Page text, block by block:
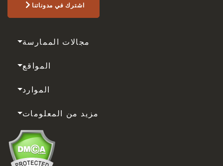
اشترك في مدوناتنا
مجالات الممارسة
المواقع
الموارد
مزيد من المعلومات